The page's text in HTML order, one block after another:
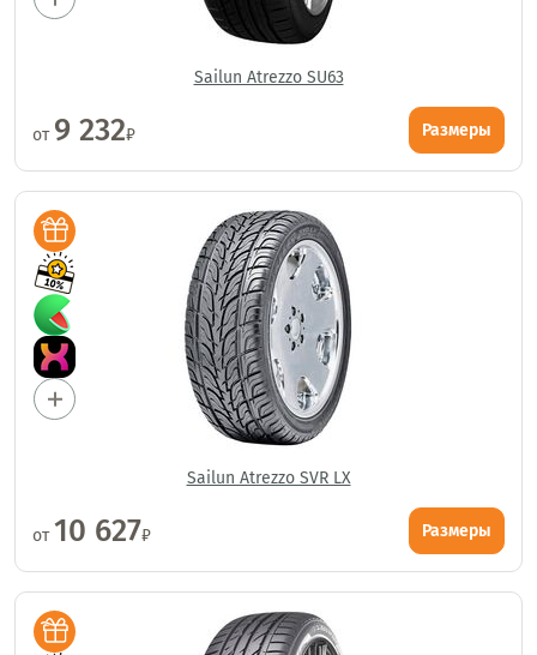
Sailun Atrezzo SU63
от 9 232₽ Размеры
Sailun Atrezzo SVR LX
от10 627₽ Размеры